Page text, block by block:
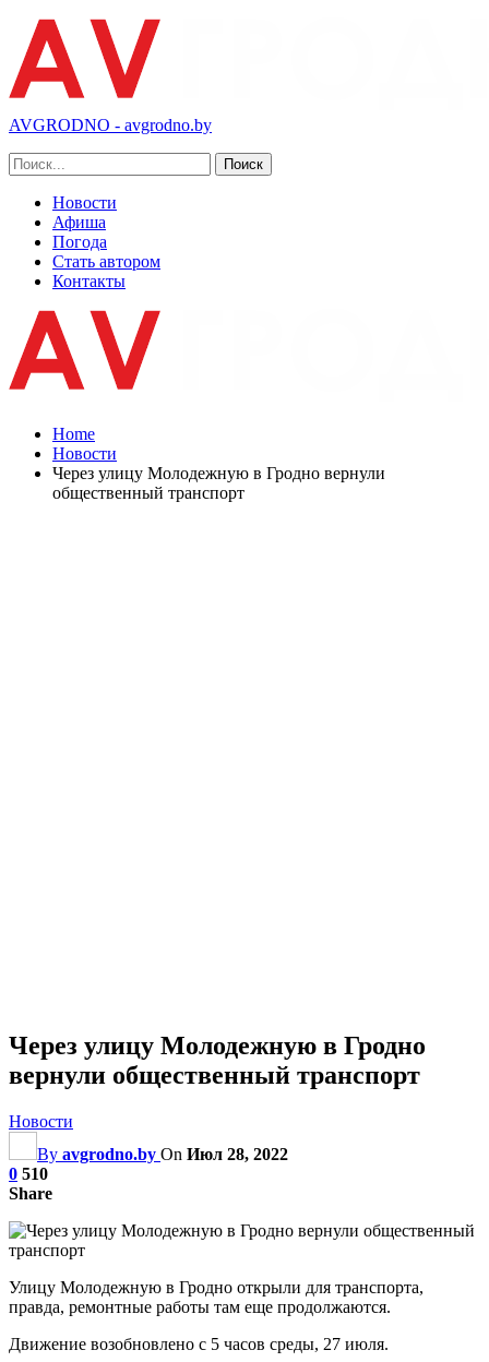
AVGRODNO - avgrodno.by
Новости
Афиша
Погода
Стать автором
Контакты
Home
Новости
Через улицу Молодежную в Гродно вернули
общественный транспорт
Через улицу Молодежную в Гродно
вернули общественный транспорт
Новости
By avgrodno.by On Июл 28, 2022
0 510
Share
Улицу Молодежную в Гродно открыли для транспорта,
правда, ремонтные работы там еще продолжаются.
Движение возобновлено с 5 часов среды, 27 июля.